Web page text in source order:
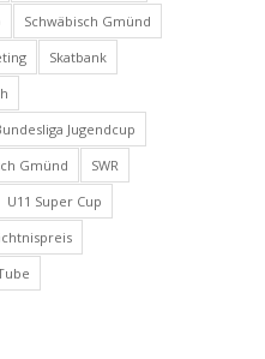
Schwäbisch Gmünd
Skatbank
Jugendcup
Gmünd
SWR
U11 Super Cup